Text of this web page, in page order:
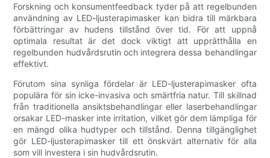
Forskning och konsumentfeedback tyder på att regelbunden
användning av LED-ljusterapimasker kan bidra till märkbara
förbättringar av hudens tillstånd över tid. För att uppnå
optimala resultat är det dock viktigt att upprätthålla en
regelbunden hudvårdsrutin och integrera dessa behandlingar
effektivt.
Förutom sina synliga fördelar är LED-ljusterapimasker ofta
populära för sin icke-invasiva och smärtfria natur. Till skillnad
från traditionella ansiktsbehandlingar eller laserbehandlingar
orsakar LED-masker inte irritation, vilket gör dem lämpliga för
en mängd olika hudtyper och tillstånd. Denna tillgänglighet
gör LED-ljusterapimasker till ett önskvärt alternativ för alla
som vill investera i sin hudvårdsrutin.